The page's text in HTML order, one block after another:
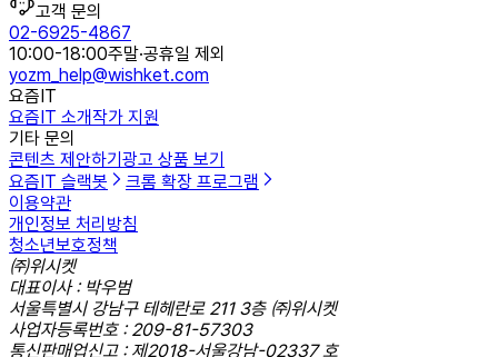
고객 문의
02-6925-4867
10:00-18:00주말·공휴일 제외
yozm_help@wishket.com
요즘IT
요즘IT 소개작가 지원
기타 문의
콘텐츠 제안하기 광고 상품 보기
요즘IT 슬랙봇
크롬 확장 프로그램
이용약관
개인정보 처리방침
청소년보호정책
㈜위시켓
대표이사 : 박우범
서울특별시 강남구 테헤란로 211 3층 ㈜위시켓
사업자등록번호 : 209-81-57303
통신판매업신고 : 제2018-서울강남-02337 호